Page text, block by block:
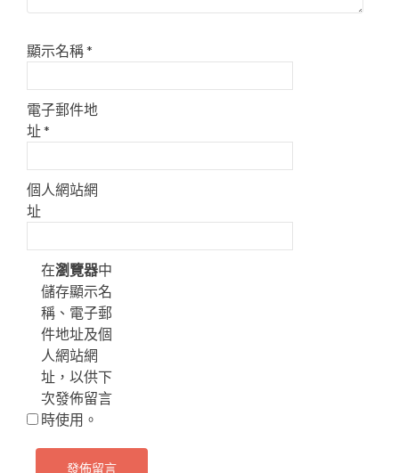
顯示名稱*
電子郵件地
址*
個人網站網
址
在瀏覽器中
儲存顯示名
稱、電子郵
件地址及個
人網站網
址，以供下
次發佈留言
時使用。